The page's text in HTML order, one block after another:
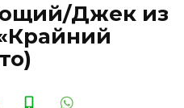
Джек из